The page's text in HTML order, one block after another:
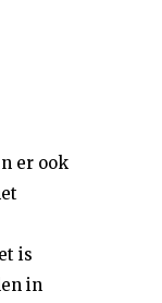
er ook
is
in